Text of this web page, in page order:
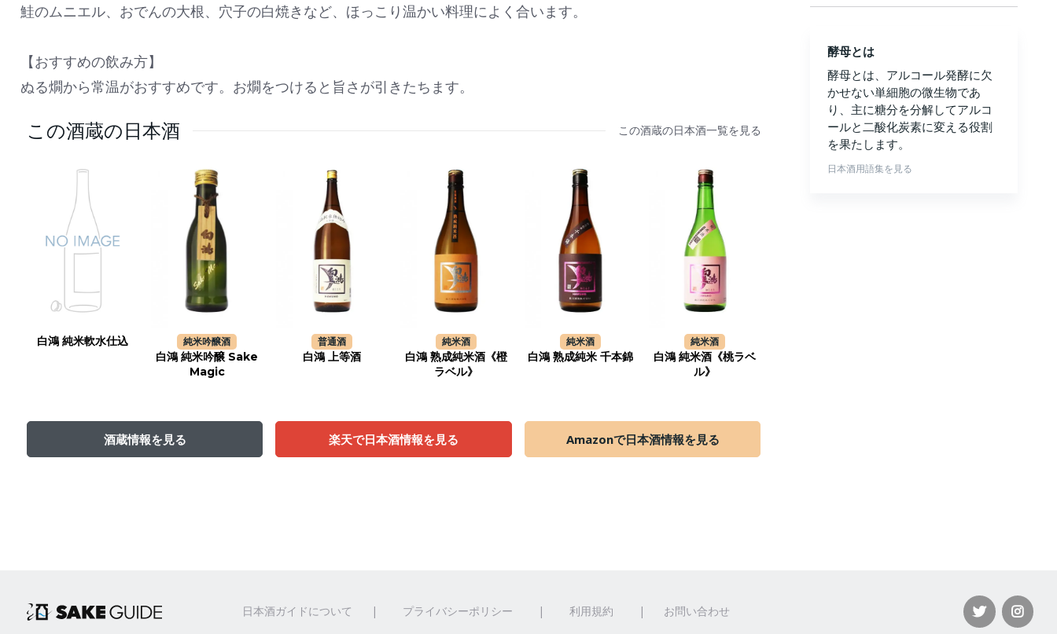
鮭のムニエル、おでんの大根、穴子の白焼きなど、ほっこり温かい料理によく合います。
【おすすめの飲み方】
ぬる燗から常温がおすすめです。お燗をつけると旨さが引きたちます。
この酒蔵の日本酒 この酒蔵の日本酒一覧を見る
白鴻 純米軟水仕込 純米吟醸酒
白鴻 純米吟醸 Sake
Magic
普通酒
白鴻 上等酒
純米酒
白鴻 熟成純米酒《橙
ラベル》
純米酒
白鴻 熟成純米 千本錦
純米酒
白鴻 純米酒《桃ラベ
ル》
酒蔵情報を見る 楽天で日本酒情報を見る Amazonで日本酒情報を見る
酵母とは
酵母とは、アルコール発酵に欠
かせない単細胞の微生物であ
り、主に糖分を分解してアルコ
ールと二酸化炭素に変える役割
を果たします。
日本酒用語集を見る
日本酒ガイドについて | プライバシーポリシー | 利用規約 | お問い合わせ